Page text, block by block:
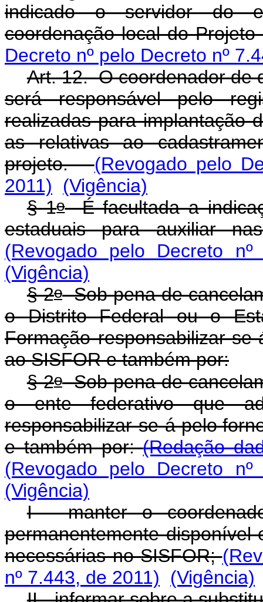
indicado o servidor do
coordenação local do
Decreto nº pelo Decreto nº
Art. 12. O coordenador de
será responsável pelo
realizadas para implantação
as relativas ao
projeto.(Revogado pelo
2011)
(Vigência)
§ 1oÉ facultada a
estaduais para auxiliar
(Revogado pelo Decreto
(Vigência)
§ 2oSob pena de
o Distrito Federal ou o
Formação responsabilizar-
ao SISFOR e também por:
§ 2oSob pena de
o ente federativo que
responsabilizar-se-á pelo
e também por:(Redação
(Revogado pelo Decreto
(Vigência)
I - manter o
permanentemente
necessárias no SISFOR;
nº 7.443, de 2011)
(Vigência)